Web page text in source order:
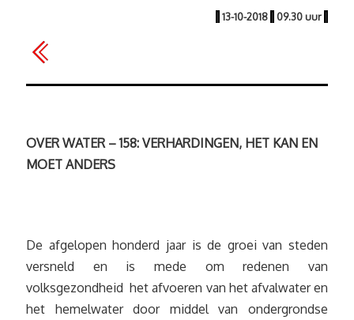
| 13-10-2018 | 09.30 uur |
OVER WATER – 158: VERHARDINGEN, HET KAN EN
MOET ANDERS
De afgelopen honderd jaar is de groei van steden
versneld en is mede om redenen van
volksgezondheid het afvoeren van het afvalwater en
het hemelwater door middel van ondergrondse